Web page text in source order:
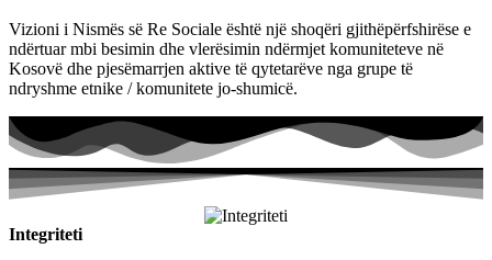
Vizioni i Nismës së Re Sociale është një shoqëri gjithëpërfshirëse e
ndërtuar mbi besimin dhe vlerësimin ndërmjet komuniteteve në
Kosovë dhe pjesëmarrjen aktive të qytetarëve nga grupe të
ndryshme etnike / komunitete jo-shumicë.
Integriteti